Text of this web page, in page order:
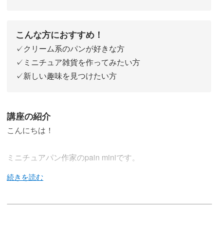
こんな方におすすめ！
✓クリーム系のパンが好きな方
✓ミニチュア雑貨を作ってみたい方
✓新しい趣味を見つけたい方
講座の紹介
こんにちは！
ミニチュアパン作家のpain miniです。